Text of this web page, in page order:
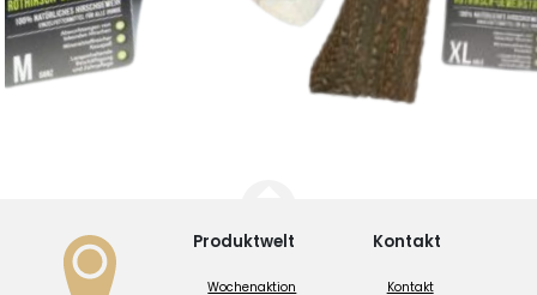
Produktwelt
Wochenaktion
Kontakt
Kontakt